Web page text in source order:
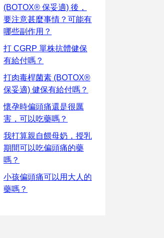
(BOTOX® 保妥適) 後，
要注意甚麼事情？可能有
哪些副作用？
打 CGRP 單株抗體健保
有給付嗎？
打肉毒桿菌素 (BOTOX®
保妥適) 健保有給付嗎？
懷孕時偏頭痛還是很厲
害，可以吃藥嗎？
我打算親自餵母奶，授乳
期間可以吃偏頭痛的藥
嗎？
小孩偏頭痛可以用大人的
藥嗎？